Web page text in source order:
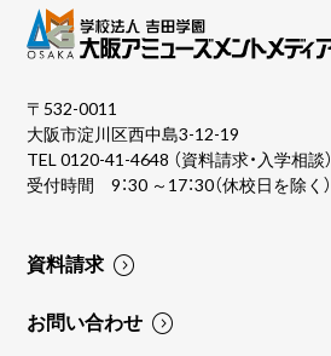
〒532-0011
大阪市淀川区西中島3-12-19
TEL0120-41-4648 （資料請求・入学相談）
受付時間 9：30 ～17：30（休校日を除く）
資料請求
お問い合わせ